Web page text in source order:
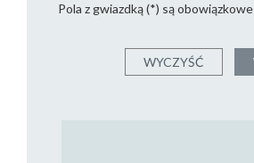
Pola z gwiazdką (*) są obowiązkowe